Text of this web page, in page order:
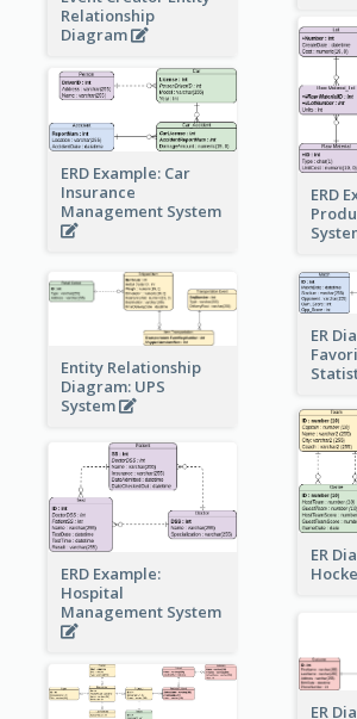
Relationship
Diagram
ERD
ERD Example: Car
Insurance
Management System
Entity Relationship
Diagram: UPS
System
ER
ER
ERD Example:
Hospital
Management System
ER